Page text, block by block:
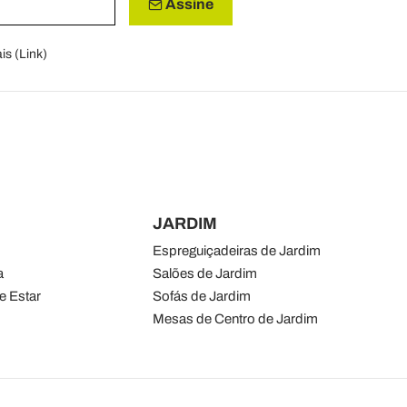
Assine
(Link)
Estar
JARDIM
Espreguiçadeiras de Jardim
Salões de Jardim
Sofás de Jardim
Mesas de Centro de Jardim